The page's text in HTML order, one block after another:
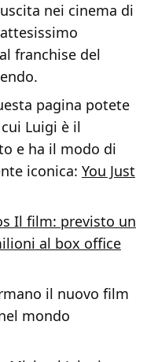
nei cinema di
franchise del
pagina potete
Luigi è il
e ha il modo di
iconica: You Just
Il film: previsto un
al box office
il nuovo film
mondo